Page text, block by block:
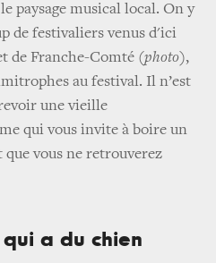
paysage musical local. On y
de festivaliers venus d'ici
de Franche-Comté (photo),
au festival. Il n’est
une vieille
qui vous invite à boire un
que vous ne retrouverez
qui a du chien